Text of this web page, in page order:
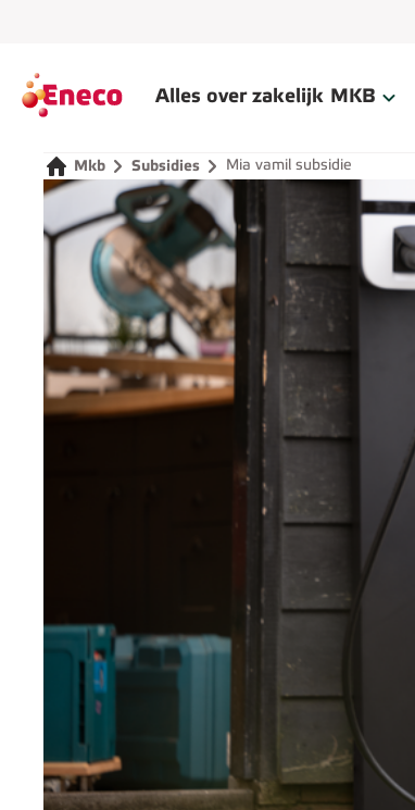
Alles over zakelijk MKB
Mkb Subsidies Mia vamil subsidie